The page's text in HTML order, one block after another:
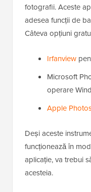
fotografii. Aceste
adesea funcții de
Câteva opțiuni
Irfanview
Microsoft
operare
Apple
Deși aceste
funcționează în
aplicație, va trebui
acesteia.